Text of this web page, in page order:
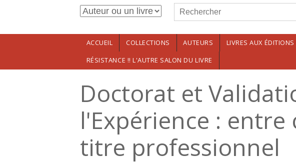
Aller au contenu principalFormulaire de
Rechercher
ACCUEIL COLLECTIONS AUTEURS LIVRES AUX ÉDITIONS
RÉSISTANCE !! L'AUTRE SALON DU LIVRE
Doctorat et
l'Expérience :
titre professionnel